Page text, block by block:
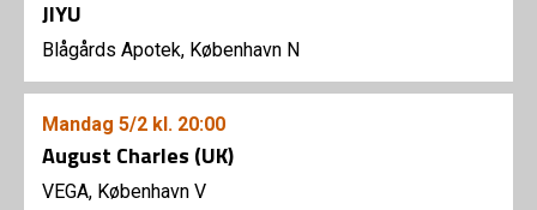
JIYU
Blågårds Apotek, København N
Mandag 5/2 kl. 20:00
August Charles (UK)
VEGA, København V